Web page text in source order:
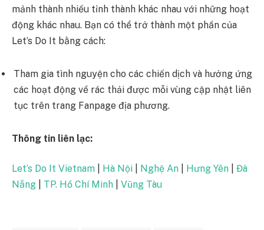
mảnh thành nhiều tỉnh thành khác nhau với những hoạt
động khác nhau. Bạn có thể trở thành một phần của
Let’s Do It bằng cách:
Tham gia tình nguyện cho các chiến dịch và hưởng ứng
các hoạt động về rác thải được mỗi vùng cập nhật liên
tục trên trang Fanpage địa phương.
Thông tin liên lạc:
Let’s Do It Vietnam Hà Nội Nghệ An Hưng Yên
Đà
Nẵng
TP. Hồ Chí Minh Vũng Tàu